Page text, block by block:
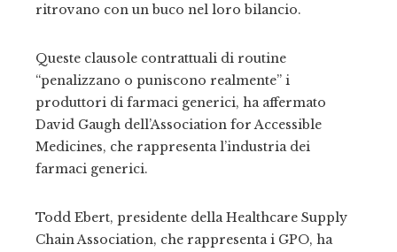
ritrovano con un buco nel loro bilancio.
Queste clausole contrattuali di routine
“penalizzano o puniscono realmente” i
produttori di farmaci generici, ha affermato
David Gaugh dell’Association for Accessible
Medicines, che rappresenta l’industria dei
farmaci generici.
Todd Ebert, presidente della Healthcare Supply
Chain Association, che rappresenta i GPO, ha